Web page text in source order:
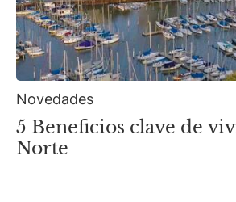
Novedades
5 Beneficios clave de
Norte